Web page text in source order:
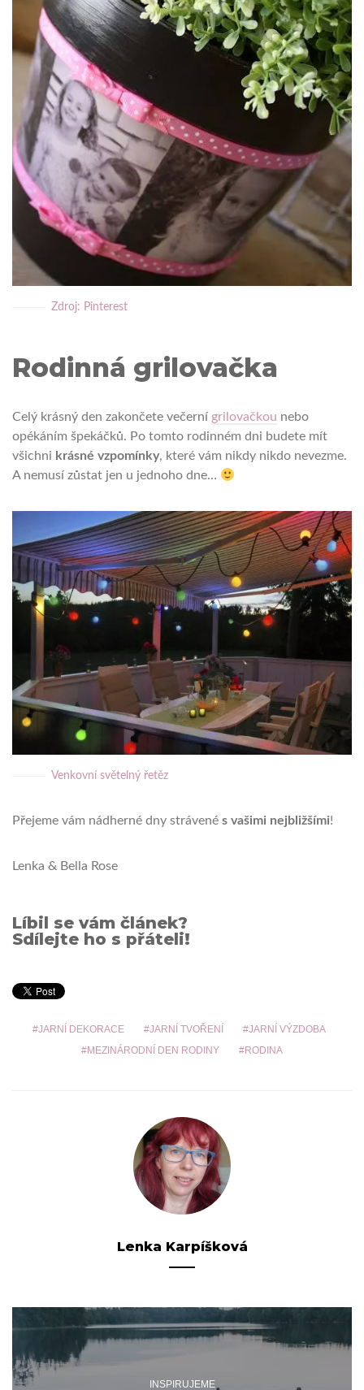
Zdroj: Pinterest
Rodinná grilovačka
Celý krásný den zakončete večerní grilovačkou nebo
opékáním špekáčků. Po tomto rodinném dni budete mít
všichni krásné vzpomínky, které vám nikdy nikdo nevezme.
A nemusí zůstat jen u jednoho dne…
Venkovní světelný řetěz
Přejeme vám nádherné dny strávené s vašimi nejbližšími!
Lenka & Bella Rose
Líbil se vám článek?
Sdílejte ho s přáteli!
JARNÍ DEKORACE JARNÍ TVOŘENÍ
JARNÍ VÝZDOBA
MEZINÁRODNÍ DEN RODINY
RODINA
Lenka Karpíšková
INSPIRUJEME